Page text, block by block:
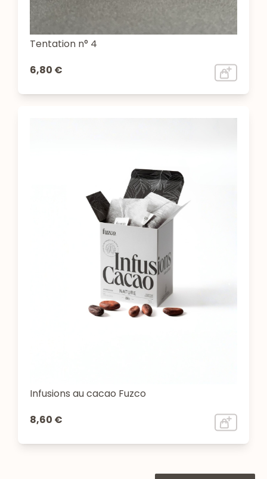
Tentation n° 4
6,80 €
Infusions au cacao Fuzco
8,60 €